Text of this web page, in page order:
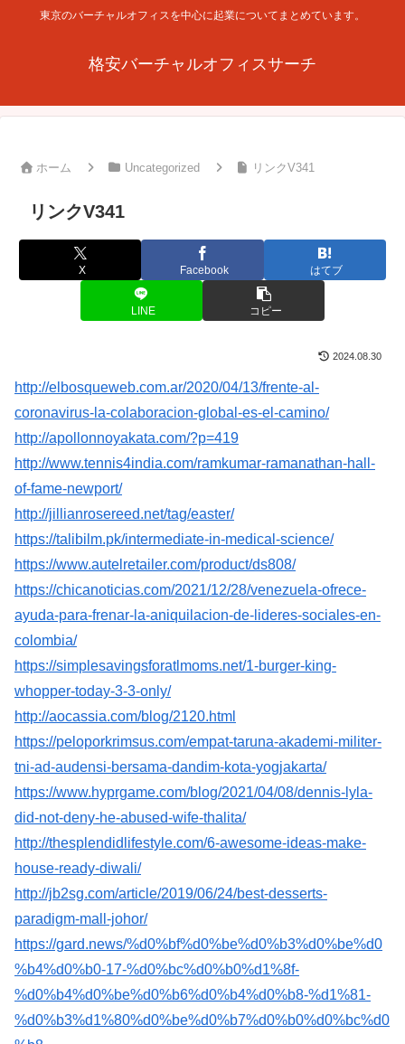
東京のバーチャルオフィスを中心に起業についてまとめています。
格安バーチャルオフィスサーチ
ホーム Uncategorized リンクV341
リンクV341
X Facebook はてブ
LINE コピー
2024.08.30
http://elbosqueweb.com.ar/2020/04/13/frente-al-
coronavirus-la-colaboracion-global-es-el-camino/
http://apollonnoyakata.com/?p=419
http://www.tennis4india.com/ramkumar-ramanathan-hall-
of-fame-newport/
http://jillianrosereed.net/tag/easter/
https://talibilm.pk/intermediate-in-medical-science/
https://www.autelretailer.com/product/ds808/
https://chicanoticias.com/2021/12/28/venezuela-ofrece-
ayuda-para-frenar-la-aniquilacion-de-lideres-sociales-en-
colombia/
https://simplesavingsforatlmoms.net/1-burger-king-
whopper-today-3-3-only/
http://aocassia.com/blog/2120.html
https://peloporkrimsus.com/empat-taruna-akademi-militer-
tni-ad-audensi-bersama-dandim-kota-yogjakarta/
https://www.hyprgame.com/blog/2021/04/08/dennis-lyla-
did-not-deny-he-abused-wife-thalita/
http://thesplendidlifestyle.com/6-awesome-ideas-make-
house-ready-diwali/
http://jb2sg.com/article/2019/06/24/best-desserts-
paradigm-mall-johor/
https://gard.news/%d0%bf%d0%be%d0%b3%d0%be%d0
%b4%d0%b0-17-%d0%bc%d0%b0%d1%8f-
%d0%b4%d0%be%d0%b6%d0%b4%d0%b8-%d1%81-
%d0%b3%d1%80%d0%be%d0%b7%d0%b0%d0%bc%d0